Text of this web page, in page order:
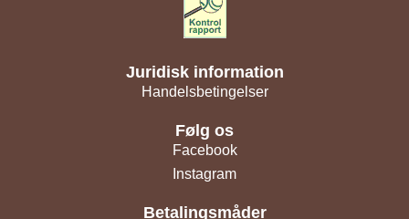
Juridisk information
Handelsbetingelser
Følg os
Facebook
Instagram
Betalingsmåder